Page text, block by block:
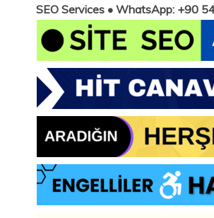
SEO Services • WhatsApp: +90